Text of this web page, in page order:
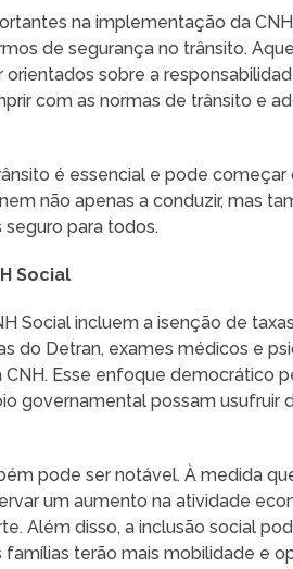
na implementação da
de segurança no trânsito.
sobre a
com as normas de trânsito e
é essencial e pode começar
não apenas a conduzir, mas
seguro para todos.
Social
Social incluem a isenção de
do Detran, exames médicos e
Esse enfoque democrático
governamental possam usufruir
pode ser notável. À medida
um aumento na atividade
Além disso, a inclusão social
famílias terão mais mobilidade e